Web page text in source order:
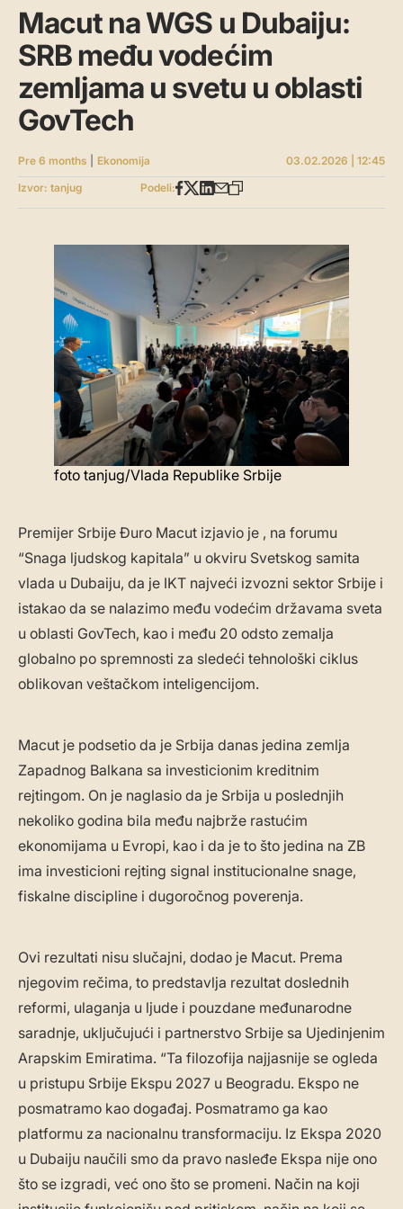
Macut na WGS u Dubaiju:
SRB među vodećim
zemljama u svetu u oblasti
GovTech
Pre 6 months Ekonomija
03.02.2026 | 12:45
Izvor: tanjug
Podeli:
foto tanjug/Vlada Republike Srbije
Premijer Srbije Đuro Macut izjavio je , na forumu
“Snaga ljudskog kapitala” u okviru Svetskog samita
vlada u Dubaiju, da je IKT najveći izvozni sektor Srbije i
istakao da se nalazimo među vodećim državama sveta
u oblasti GovTech, kao i među 20 odsto zemalja
globalno po spremnosti za sledeći tehnološki ciklus
oblikovan veštačkom inteligencijom.
Macut je podsetio da je Srbija danas jedina zemlja
Zapadnog Balkana sa investicionim kreditnim
rejtingom. On je naglasio da je Srbija u poslednjih
nekoliko godina bila među najbrže rastućim
ekonomijama u Evropi, kao i da je to što jedina na ZB
ima investicioni rejting signal institucionalne snage,
fiskalne discipline i dugoročnog poverenja.
Ovi rezultati nisu slučajni, dodao je Macut. Prema
njegovim rečima, to predstavlja rezultat doslednih
reformi, ulaganja u ljude i pouzdane međunarodne
saradnje, uključujući i partnerstvo Srbije sa Ujedinjenim
Arapskim Emiratima. “Ta filozofija najjasnije se ogleda
u pristupu Srbije Ekspu 2027 u Beogradu. Ekspo ne
posmatramo kao događaj. Posmatramo ga kao
platformu za nacionalnu transformaciju. Iz Ekspa 2020
u Dubaiju naučili smo da pravo nasleđe Ekspa nije ono
što se izgradi, već ono što se promeni. Način na koji